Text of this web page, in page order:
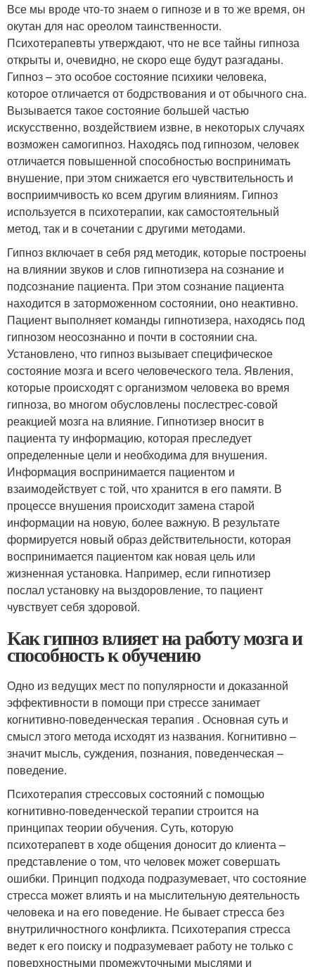
Все мы вроде что-то знаем о гипнозе и в то же время, он
окутан для нас ореолом таинственности.
Психотерапевты утверждают, что не все тайны гипноза
открыты и, очевидно, не скоро еще будут разгаданы.
Гипноз – это особое состояние психики человека,
которое отличается от бодрствования и от обычного сна.
Вызывается такое состояние большей частью
искусственно, воздействием извне, в некоторых случаях
возможен самогипноз. Находясь под гипнозом, человек
отличается повышенной способностью воспринимать
внушение, при этом снижается его чувствительность и
восприимчивость ко всем другим влияниям. Гипноз
используется в психотерапии, как самостоятельный
метод, так и в сочетании с другими методами.
Гипноз включает в себя ряд методик, которые построены
на влиянии звуков и слов гипнотизера на сознание и
подсознание пациента. При этом сознание пациента
находится в заторможенном состоянии, оно неактивно.
Пациент выполняет команды гипнотизера, находясь под
гипнозом неосознанно и почти в состоянии сна.
Установлено, что гипноз вызывает специфическое
состояние мозга и всего человеческого тела. Явления,
которые происходят с организмом человека во время
гипноза, во многом обусловлены послестрес-совой
реакцией мозга на влияние. Гипнотизер вносит в
пациента ту информацию, которая преследует
определенные цели и необходима для внушения.
Информация воспринимается пациентом и
взаимодействует с той, что хранится в его памяти. В
процессе внушения происходит замена старой
информации на новую, более важную. В результате
формируется новый образ действительности, которая
воспринимается пациентом как новая цель или
жизненная установка. Например, если гипнотизер
послал установку на выздоровление, то пациент
чувствует себя здоровой.
Как гипноз влияет на работу мозга и
способность к обучению
Одно из ведущих мест по популярности и доказанной
эффективности в помощи при стрессе занимает
когнитивно-поведенческая терапия . Основная суть и
смысл этого метода исходят из названия. Когнитивно –
значит мысль, суждения, познания, поведенческая –
поведение.
Психотерапия стрессовых состояний с помощью
когнитивно-поведенческой терапии строится на
принципах теории обучения. Суть, которую
психотерапевт в ходе общения доносит до клиента –
представление о том, что человек может совершать
ошибки. Принцип подхода подразумевает, что состояние
стресса может влиять и на мыслительную деятельность
человека и на его поведение. Не бывает стресса без
внутриличностного конфликта. Психотерапия стресса
ведет к его поиску и подразумевает работу не только с
поверхностными промежуточными мыслями и